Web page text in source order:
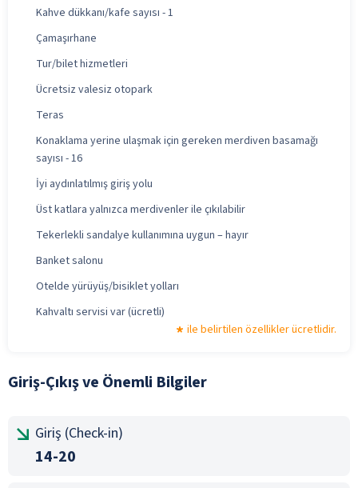
Kahve dükkanı/kafe sayısı - 1
Çamaşırhane
Tur/bilet hizmetleri
Ücretsiz valesiz otopark
Teras
Konaklama yerine ulaşmak için gereken merdiven basamağı
sayısı - 16
İyi aydınlatılmış giriş yolu
Üst katlara yalnızca merdivenler ile çıkılabilir
Tekerlekli sandalye kullanımına uygun – hayır
Banket salonu
Otelde yürüyüş/bisiklet yolları
Kahvaltı servisi var (ücretli)
ile belirtilen özellikler ücretlidir.
Giriş-Çıkış ve Önemli Bilgiler
Giriş (Check-in)
14-20